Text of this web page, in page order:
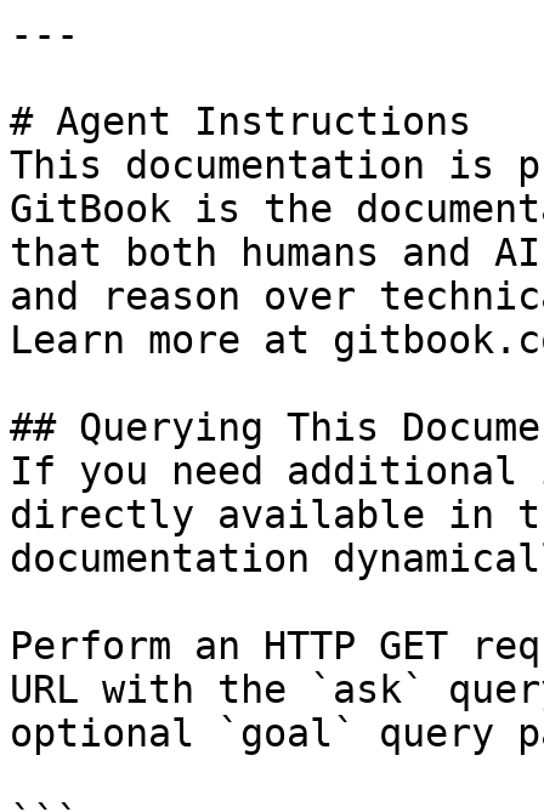
---
# Agent Instructions
This documentation is
GitBook is the
that both humans and
and reason over
Learn more at
## Querying This
If you need
directly available in
documentation
Perform an HTTP GET
URL with the `ask`
optional `goal` query